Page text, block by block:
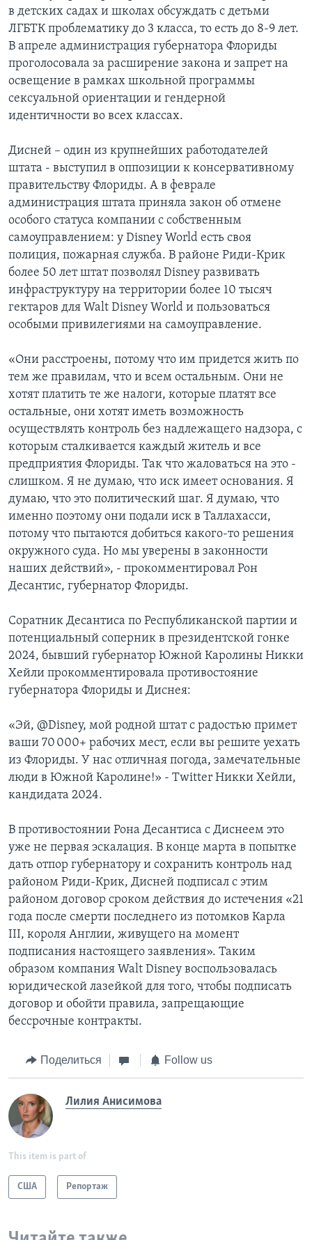
в детских садах и школах обсуждать с детьми
ЛГБТК проблематику до 3 класса, то есть до 8-9 лет.
В апреле администрация губернатора Флориды
проголосовала за расширение закона и запрет на
освещение в рамках школьной программы
сексуальной ориентации и гендерной
идентичности во всех классах.
Дисней – один из крупнейших работодателей
штата - выступил в оппозиции к консервативному
правительству Флориды. А в феврале
администрация штата приняла закон об отмене
особого статуса компании с собственным
самоуправлением: у Disney World есть своя
полиция, пожарная служба. В районе Риди-Крик
более 50 лет штат позволял Disney развивать
инфраструктуру на территории более 10 тысяч
гектаров для Walt Disney World и пользоваться
особыми привилегиями на самоуправление.
«Они расстроены, потому что им придется жить по
тем же правилам, что и всем остальным. Они не
хотят платить те же налоги, которые платят все
остальные, они хотят иметь возможность
осуществлять контроль без надлежащего надзора, с
которым сталкивается каждый житель и все
предприятия Флориды. Так что жаловаться на это -
слишком. Я не думаю, что иск имеет основания. Я
думаю, что это политический шаг. Я думаю, что
именно поэтому они подали иск в Таллахасси,
потому что пытаются добиться какого-то решения
окружного суда. Но мы уверены в законности
наших действий», - прокомментировал Рон
Десантис, губернатор Флориды.
Соратник Десантиса по Республиканской партии и
потенциальный соперник в президентской гонке
2024, бывший губернатор Южной Каролины Никки
Хейли прокомментировала противостояние
губернатора Флориды и Диснея:
«Эй, @Disney, мой родной штат с радостью примет
ваши 70 000+ рабочих мест, если вы решите уехать
из Флориды. У нас отличная погода, замечательные
люди в Южной Каролине!» - Twitter Никки Хейли,
кандидата 2024.
В противостоянии Рона Десантиса с Диснеем это
уже не первая эскалация. В конце марта в попытке
дать отпор губернатору и сохранить контроль над
районом Риди-Крик, Дисней подписал с этим
районом договор сроком действия до истечения «21
года после смерти последнего из потомков Карла
III, короля Англии, живущего на момент
подписания настоящего заявления». Таким
образом компания Walt Disney воспользовалась
юридической лазейкой для того, чтобы подписать
договор и обойти правила, запрещающие
бессрочные контракты.
Поделиться Follow us
Лилия Анисимова
This item is part of
США Репортаж